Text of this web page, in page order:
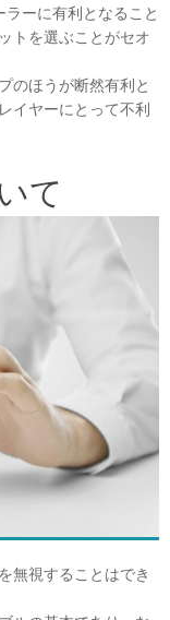
ーに有利となること
トを選ぶことがセオ
のほうが断然有利と
イヤーにとって不利
て
無視することはでき